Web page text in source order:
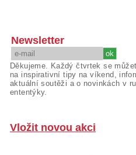
Newsletter
Děkujeme. Každý čtvrtek se
na inspirativní tipy na víkend,
aktuální soutěži a o novinkách v
ententýky.
Vložit novou akci